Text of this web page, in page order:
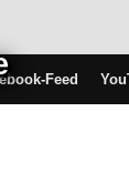
Feed